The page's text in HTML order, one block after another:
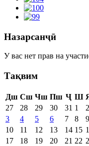
Назарсанҷӣ
У вас нет прав на
Тақвим
Дш Сш Чш Пш Ҷ Ш
27
28 29 30 31 1
2
3
4 5 6 7 8
9
10
11 12 13 14 15
17
18 19 20 21 22